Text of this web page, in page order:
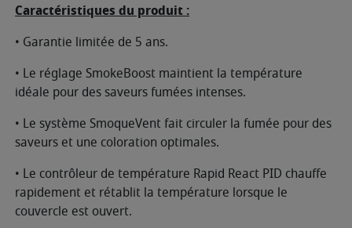
Caractéristiques du produit :
• Garantie limitée de 5 ans.
• Le réglage SmokeBoost maintient la température
idéale pour des saveurs fumées intenses.
• Le système SmoqueVent fait circuler la fumée pour des
saveurs et une coloration optimales.
• Le contrôleur de température Rapid React PID chauffe
rapidement et rétablit la température lorsque le
couvercle est ouvert.